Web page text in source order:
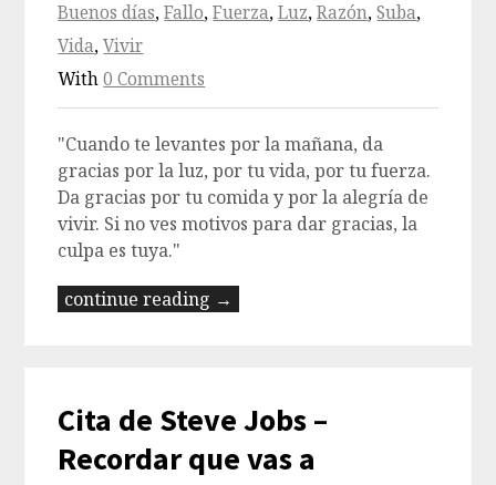
Buenos días,Fallo,Fuerza,Luz,Razón,Suba,
Vida,Vivir
With0 Comments
"Cuando te levantes por la mañana, da
gracias por la luz, por tu vida, por tu fuerza.
Da gracias por tu comida y por la alegría de
vivir. Si no ves motivos para dar gracias, la
culpa es tuya."
continue reading →
Cita de Steve Jobs –
Recordar que vas a